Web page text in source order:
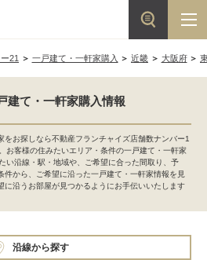
21 一戸建て・一軒家購入 近畿 大阪府
建て・一軒家購入情報
お探しなら不動産フランチャイズ店舗数ナンバー1
お客様の住みたいエリア・条件の一戸建て・一軒家
い沿線・駅・地域や、ご希望に合った間取り、予
から、ご希望に沿った一戸建て・一軒家情報を見
に沿うお部屋が見つかるようにお手伝いいたします
沿線から探す